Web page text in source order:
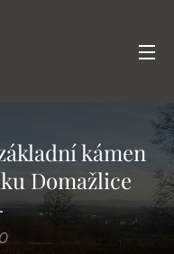
kámen
Domažlice